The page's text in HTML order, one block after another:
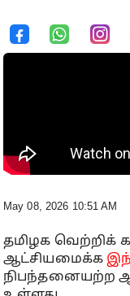
May 08, 2026 10:51 AM
தமிழக வெற்றிக்
ஆட்சியமைக்க
நிபந்தனையற்ற